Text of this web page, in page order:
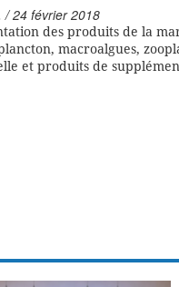
/ 24 février 2018
des produits de la
macroalgues,
et produits de